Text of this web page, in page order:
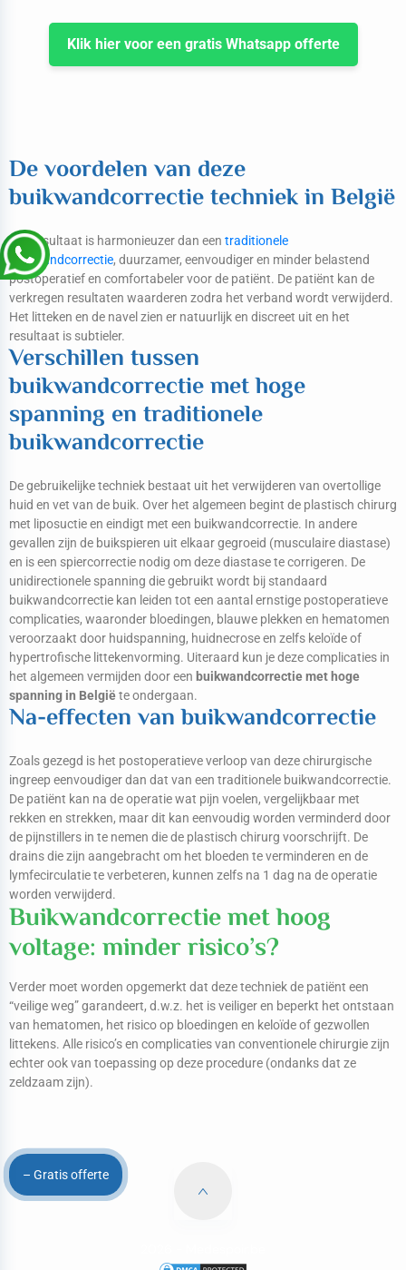
Klik hier voor een gratis Whatsapp offerte
De voordelen van deze
buikwandcorrectie techniek in België
Het resultaat is harmonieuzer dan een traditionele
buikwandcorrectie, duurzamer, eenvoudiger en minder belastend
postoperatief en comfortabeler voor de patiënt. De patiënt kan de
verkregen resultaten waarderen zodra het verband wordt verwijderd.
Het litteken en de navel zien er natuurlijk en discreet uit en het
resultaat is subtieler.
Verschillen tussen
buikwandcorrectie met hoge
spanning en traditionele
buikwandcorrectie
De gebruikelijke techniek bestaat uit het verwijderen van overtollige
huid en vet van de buik. Over het algemeen begint de plastisch chirurg
met liposuctie en eindigt met een buikwandcorrectie. In andere
gevallen zijn de buikspieren uit elkaar gegroeid (musculaire diastase)
en is een spiercorrectie nodig om deze diastase te corrigeren. De
unidirectionele spanning die gebruikt wordt bij standaard
buikwandcorrectie kan leiden tot een aantal ernstige postoperatieve
complicaties, waaronder bloedingen, blauwe plekken en hematomen
veroorzaakt door huidspanning, huidnecrose en zelfs keloïde of
hypertrofische littekenvorming. Uiteraard kun je deze complicaties in
het algemeen vermijden door een buikwandcorrectie met hoge
spanning in Belgiëte ondergaan.
Na-effecten van buikwandcorrectie
Zoals gezegd is het postoperatieve verloop van deze chirurgische
ingreep eenvoudiger dan dat van een traditionele buikwandcorrectie.
De patiënt kan na de operatie wat pijn voelen, vergelijkbaar met
rekken en strekken, maar dit kan eenvoudig worden verminderd door
de pijnstillers in te nemen die de plastisch chirurg voorschrijft. De
drains die zijn aangebracht om het bloeden te verminderen en de
lymfecirculatie te verbeteren, kunnen zelfs na 1 dag na de operatie
worden verwijderd.
Buikwandcorrectie met hoog
voltage: minder risico’s?
Verder moet worden opgemerkt dat deze techniek de patiënt een
“veilige weg” garandeert, d.w.z. het is veiliger en beperkt het ontstaan
van hematomen, het risico op bloedingen en keloïde of gezwollen
littekens. Alle risico’s en complicaties van conventionele chirurgie zijn
echter ook van toepassing op deze procedure (ondanks dat ze
zeldzaam zijn).
– Gratis offerte